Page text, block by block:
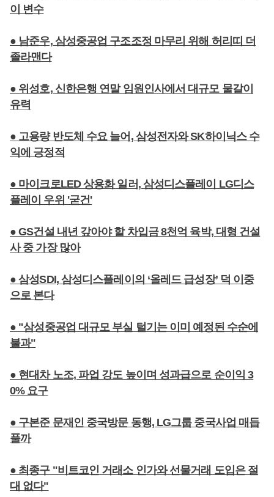
이 변수
● 남준우, 삼성중공업 구조조정 마무리 위해 허리띠 더
졸라맨다
● 위성호, 신한은행 연말 임원인사에서 대규모 물갈이
유력
● 고용량 반도체 수요 늘어, 삼성전자와 SK하이닉스 수
익에 긍정적
● 마이크로LED 상용화 일러, 삼성디스플레이 LG디스
플레이 우위 '굳건'
● GS건설 내년 갚아야 할 차입금 8천억 육박, 대형 건설
사 중 가장 많아
● 삼성SDI, 삼성디스플레이의 ‘올레드 급성장’ 덕 이중
으로 본다
● "삼성중공업 대규모 부실 털기는 이미 예정된 수순에
불과"
● 현대차 노조, 파업 강도 높이며 성과급으로 순이익 3
0% 요구
● 구본준 문재인 중국방문 동행, LG그룹 중국사업 매듭
풀까
● 최종구 "비트코인 거래소 인가와 선물거래 도입은 절
대 없다"